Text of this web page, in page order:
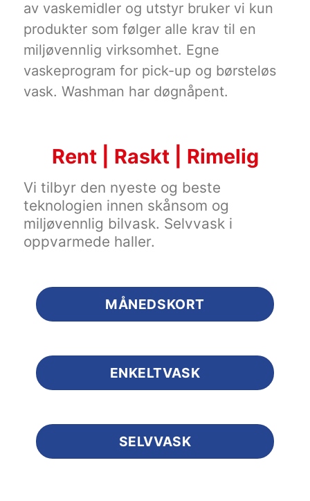
av vaskemidler og utstyr bruker vi kun
produkter som følger alle krav til en
miljøvennlig virksomhet. Egne
vaskeprogram for pick-up og børsteløs
vask. Washman har døgnåpent.
Rent | Raskt | Rimelig
Vi tilbyr den nyeste og beste
teknologien innen skånsom og
miljøvennlig bilvask. Selvvask i
oppvarmede haller.
MÅNEDSKORT
ENKELTVASK
SELVVASK